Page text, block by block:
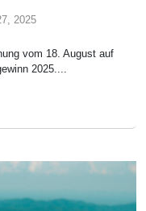
2025
vom 18. August auf
2025....